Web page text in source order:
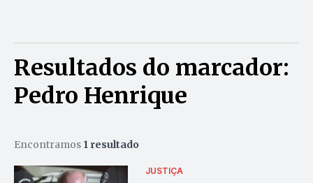
Resultados do marcador:
Pedro Henrique
Encontramos 1 resultado
JUSTIÇA